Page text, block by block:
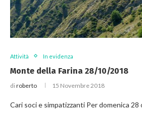
Attività In evidenza
Monte della Farina 28/10/2018
di roberto 15 Novembre 2018
Cari soci e simpatizzanti Per domenica